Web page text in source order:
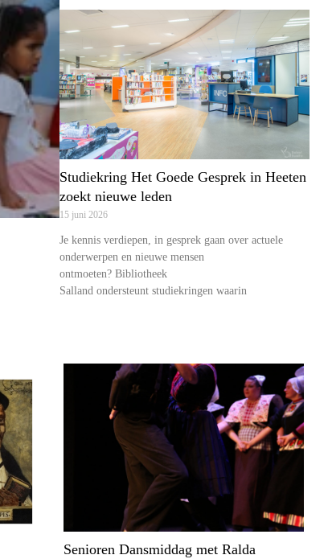
Studiekring Het Goede Gesprek in Heeten
zoekt nieuwe leden
15 juni 2026
Je kennis verdiepen, in gesprek gaan over actuele
onderwerpen en nieuwe mensen
ontmoeten? Bibliotheek
Salland ondersteunt studiekringen waarin
Senioren Dansmiddag met Ralda